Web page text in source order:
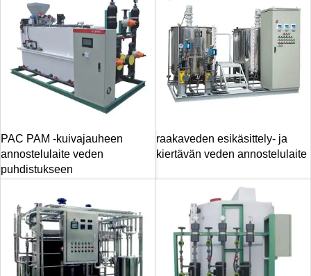
PAC PAM -kuivajauheen
annostelulaite veden
puhdistukseen
raakaveden esikäsittely- ja
kiertävän veden annostelulaite